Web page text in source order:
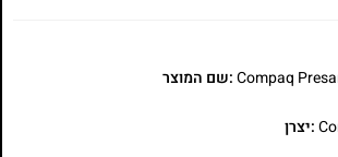
:שם המוצר
:יצרן